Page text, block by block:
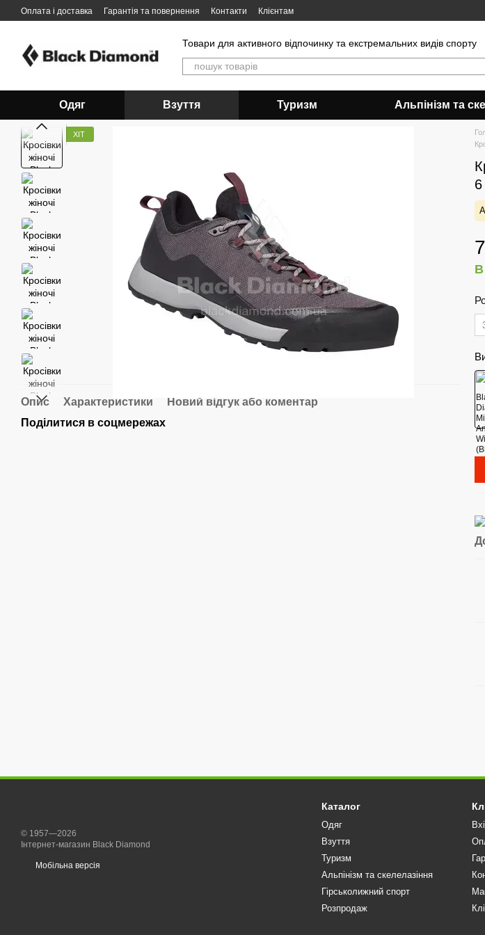
Перейти до основного контенту
Оплата і доставка Гарантія та повернення Контакти Клієнтам
Товари для активного відпочинку та екстремальних видів спорту
Одяг Взуття Туризм Альпінізм та
ХІТ
Опис Характеристики
Новий відгук або коментар
Поділитися в соцмережах
В
© 1957—2026
Інтернет-магазин Black Diamond
Мобільна версія
Каталог
Одяг
Взуття
Туризм
Альпінізм та скелелазіння
Гірськолижний спорт
Розпродаж